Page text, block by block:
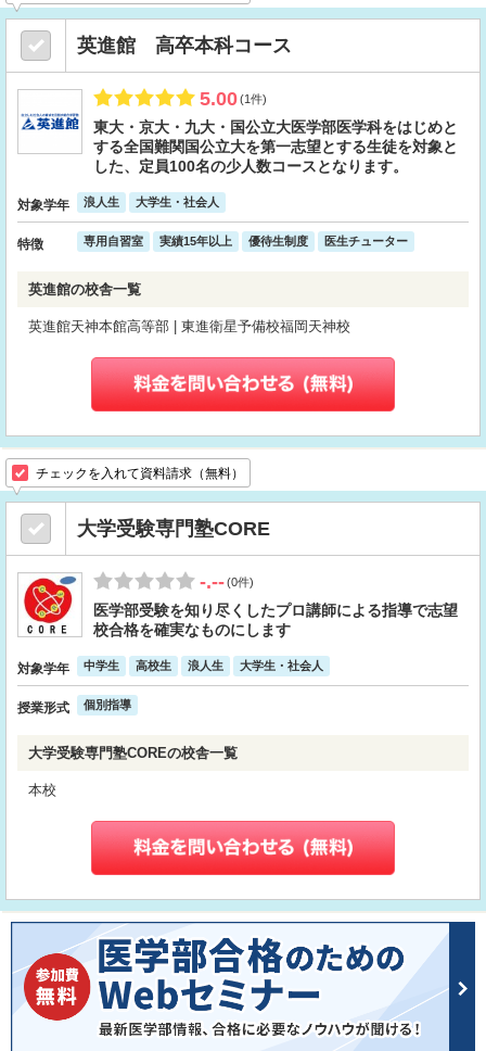
英進館 高卒本科コース
5.00(1件)
東大・京大・九大・国公立大医学部医学科をはじめと
する全国難関国公立大を第一志望とする生徒を対象と
した、定員100名の少人数コースとなります。
対象学年 浪人生 大学生・社会人
特徴 専用自習室 実績15年以上 優待生制度 医生チューター
英進館の校舎一覧
英進館天神本館高等部 | 東進衛星予備校福岡天神校
チェックを入れて資料請求（無料）
大学受験専門塾CORE
-.--(0件)
医学部受験を知り尽くしたプロ講師による指導で志望
校合格を確実なものにします
対象学年 中学生 高校生 浪人生 大学生・社会人
授業形式 個別指導
大学受験専門塾COREの校舎一覧
本校